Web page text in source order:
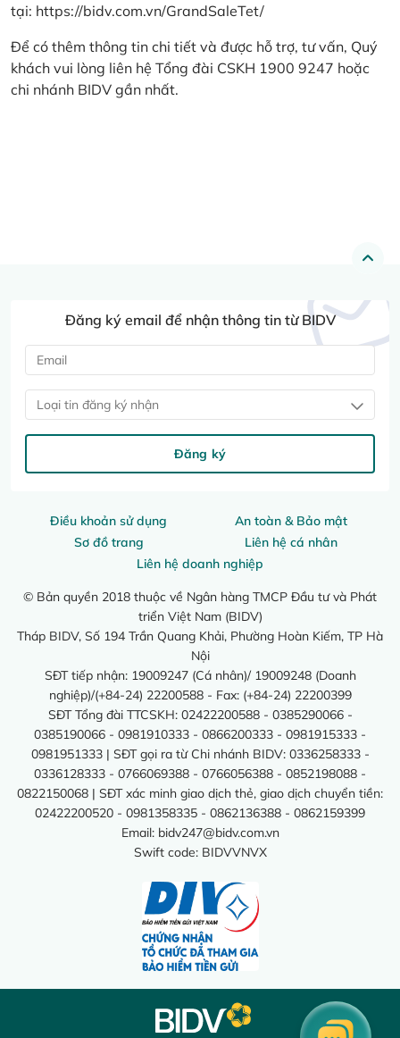
tại: https://bidv.com.vn/GrandSaleTet/
Để có thêm thông tin chi tiết và được hỗ trợ, tư vấn, Quý
khách vui lòng liên hệ Tổng đài CSKH 1900 9247 hoặc
chi nhánh BIDV gần nhất.
Điều khoản sử dụng
An toàn & Bảo mật
Sơ đồ trang
Liên hệ cá nhân
Liên hệ doanh nghiệp
© Bản quyền 2018 thuộc về Ngân hàng TMCP Đầu tư và Phát
triển Việt Nam (BIDV)
Tháp BIDV, Số 194 Trần Quang Khải, Phường Hoàn Kiếm, TP Hà
Nội
SĐT tiếp nhận: 19009247 (Cá nhân)/ 19009248 (Doanh
nghiệp)/(+84-24) 22200588 - Fax: (+84-24) 22200399
SĐT Tổng đài TTCSKH: 02422200588 - 0385290066 -
0385190066 - 0981910333 - 0866200333 - 0981915333 -
0981951333 | SĐT gọi ra từ Chi nhánh BIDV: 0336258333 -
0336128333 - 0766069388 - 0766056388 - 0852198088 -
0822150068 | SĐT xác minh giao dịch thẻ, giao dịch chuyển tiền:
02422200520 - 0981358335 - 0862136388 - 0862159399
Email: bidv247@bidv.com.vn
Swift code: BIDVVNVX
Đăng ký email để nhận thông tin từ BIDV
Loại tin đăng ký nhận
Đăng ký